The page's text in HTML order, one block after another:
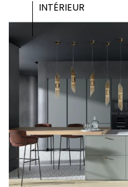
INTÉRIEUR